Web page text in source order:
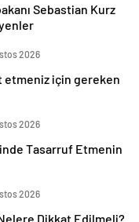
Sebastian Kurz
2026
etmeniz için gereken
2026
Tasarruf Etmenin
2026
Dikkat Edilmeli?